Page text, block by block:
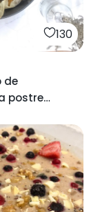
130
de
postre